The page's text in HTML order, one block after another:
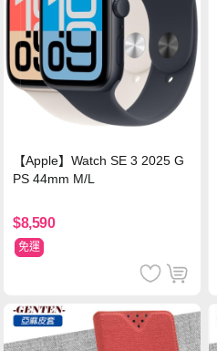
【Apple】Watch SE 3 2025 G
PS 44mm M/L
$8,590
免運